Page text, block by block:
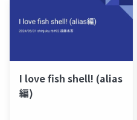
I love fish shell! (alias
編)